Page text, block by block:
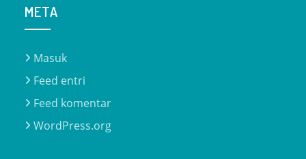
META
Masuk
Feed entri
Feed komentar
WordPress.org